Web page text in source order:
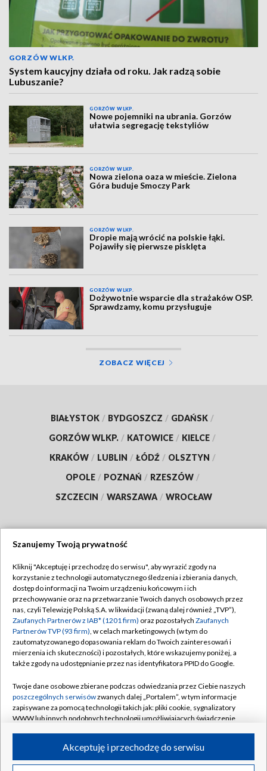
GORZÓW WLKP.
System kaucyjny działa od roku. Jak radzą sobie
Lubuszanie?
GORZÓW WLKP.
Nowe pojemniki na ubrania. Gorzów
ułatwia segregację tekstyliów
GORZÓW WLKP.
Nowa zielona oaza w mieście. Zielona
Góra buduje Smoczy Park
GORZÓW WLKP.
Dropie mają wrócić na polskie łąki.
Pojawiły się pierwsze pisklęta
GORZÓW WLKP.
Dożywotnie wsparcie dla strażaków OSP.
Sprawdzamy, komu przysługuje
ZOBACZ WIĘCEJ
BIAŁYSTOK / BYDGOSZCZ / GDAŃSK /
GORZÓW WLKP. / KATOWICE / KIELCE /
KRAKÓW / LUBLIN / ŁÓDŹ / OLSZTYN /
OPOLE / POZNAŃ / RZESZÓW /
SZCZECIN / WARSZAWA / WROCŁAW
TVP
Abonament TVP
Emisja w TVP
Centrum informacji TVP
Naziemna Telewizja Cyfrowa
Rada Programowa
System NOS
Informacje o nadawcy
Program dla prasy
Regulamin TVP
Polityka prywatności
Moje zgody
Pomoc
Kontakt
Kanały
©2026 Telewizja Polska S.A. w likwidacji
Szanujemy Twoją prywatność
Kliknij "Akceptuję i przechodzę do serwisu", aby wyrazić zgody na
korzystanie z technologii automatycznego śledzenia i zbierania danych,
dostęp do informacji na Twoim urządzeniu końcowym i ich
przechowywanie oraz na przetwarzanie Twoich danych osobowych przez
nas, czyli Telewizję Polską S.A. w likwidacji (zwaną dalej również „TVP”),
Zaufanych Partnerów z IAB* (1201 firm) oraz pozostałych Zaufanych
Partnerów TVP (93 firm), w celach marketingowych (w tym do
zautomatyzowanego dopasowania reklam do Twoich zainteresowań i
mierzenia ich skuteczności) i pozostałych, które wskazujemy poniżej, a
także zgody na udostępnianie przez nas identyfikatora PPID do Google.
Twoje dane osobowe zbierane podczas odwiedzania przez Ciebie naszych
poszczególnych serwisówzwanych dalej „Portalem”, w tym informacje
zapisywane za pomocą technologii takich jak: pliki cookie, sygnalizatory
WWW lub innych podobnych technologii umożliwiających świadczenie
ruchu w Internecie.Akceptuję i przechodzę do serwisu